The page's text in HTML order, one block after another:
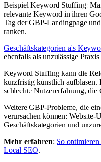
Beispiel Keyword Stuffing:
relevante Keyword in ihren
Tag der GBP-Landingpage
ranken.
Geschäftskategorien als
ebenfalls als unzulässige
Keyword Stuffing kann die
kurzfristig künstlich aufblasen.
schlechte Nutzererfahrung, die
Weitere GBP-Probleme, die
verursachen können:
Geschäftskategorien und
Mehr erfahren: So
Local SEO.